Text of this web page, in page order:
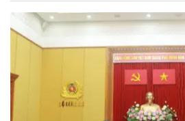
Chính phủ (Đề án 06) chủ trì cuộc
soát việc triển khai Đề án 06 từ
nhiệm vụ trọng tâm thời gian tới.